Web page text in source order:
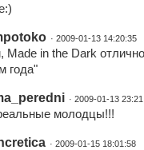
· 2009-01-13 14:20:35
Made in the Dark
года"
· 2009-01-13
молодцы!!!
· 2009-01-15 18:01:58